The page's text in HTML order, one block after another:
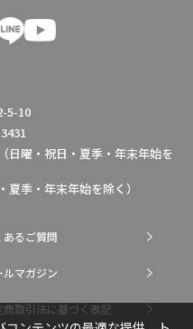
5-10
日曜・祝日・夏季・年末年始を
季・年末年始を除く）
あるご質問
ルマガジン
商取引法に基づく表記